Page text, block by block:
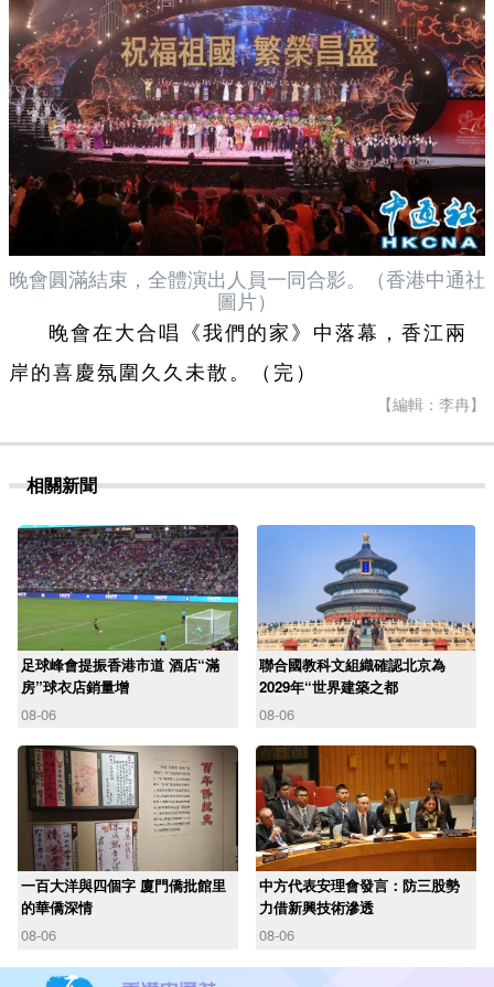
晚會圓滿結束，全體演出人員一同合影。（香港中通社
圖片）
晚會在大合唱《我們的家》中落幕，香江兩
岸的喜慶氛圍久久未散。（完）
【編輯：李冉】
相關新聞
足球峰會提振香港市道 酒店“滿
房”球衣店銷量增
08-06
聯合國教科文組織確認北京為
2029年“世界建築之都
08-06
一百大洋與四個字 廈門僑批館里
的華僑深情
08-06
中方代表安理會發言：防三股勢
力借新興技術滲透
08-06